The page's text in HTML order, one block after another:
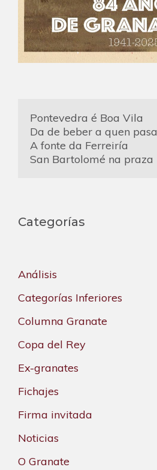
Pontevedra é Boa Vila
Da de beber a quen pasa
A fonte da Ferreiría
San Bartolomé na praza
Categorías
Análisis
Categorías Inferiores
Columna Granate
Copa del Rey
Ex-granates
Fichajes
Firma invitada
Noticias
O Granate